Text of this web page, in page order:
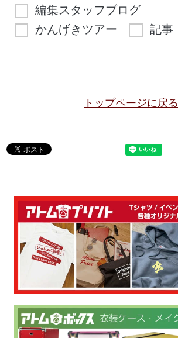
編集スタッフブログ
かんげきツアー
記事
トップページに戻る